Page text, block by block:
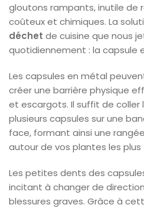
gloutons rampants, inutile de
coûteux et chimiques. La
déchet de cuisine que nous
quotidiennement : la capsule
Les capsules en métal
créer une barrière physique
et escargots. Il suffit de
plusieurs capsules sur une
face, formant ainsi une
autour de vos plantes les plus
Les petites dents des
incitant à changer de
blessures graves. Grâce à